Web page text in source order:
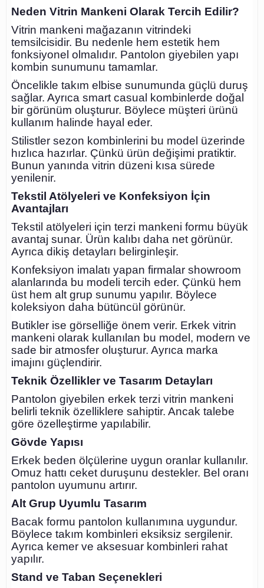
Neden Vitrin Mankeni Olarak Tercih Edilir?
Vitrin mankeni mağazanın vitrindeki
temsilcisidir. Bu nedenle hem estetik hem
fonksiyonel olmalıdır. Pantolon giyebilen yapı
kombin sunumunu tamamlar.
Öncelikle takım elbise sunumunda güçlü duruş
sağlar. Ayrıca smart casual kombinlerde doğal
bir görünüm oluşturur. Böylece müşteri ürünü
kullanım halinde hayal eder.
Stilistler sezon kombinlerini bu model üzerinde
hızlıca hazırlar. Çünkü ürün değişimi pratiktir.
Bunun yanında vitrin düzeni kısa sürede
yenilenir.
Tekstil Atölyeleri ve Konfeksiyon İçin
Avantajları
Tekstil atölyeleri için terzi mankeni formu büyük
avantaj sunar. Ürün kalıbı daha net görünür.
Ayrıca dikiş detayları belirginleşir.
Konfeksiyon imalatı yapan firmalar showroom
alanlarında bu modeli tercih eder. Çünkü hem
üst hem alt grup sunumu yapılır. Böylece
koleksiyon daha bütüncül görünür.
Butikler ise görselliğe önem verir. Erkek vitrin
mankeni olarak kullanılan bu model, modern ve
sade bir atmosfer oluşturur. Ayrıca marka
imajını güçlendirir.
Teknik Özellikler ve Tasarım Detayları
Pantolon giyebilen erkek terzi vitrin mankeni
belirli teknik özelliklere sahiptir. Ancak talebe
göre özelleştirme yapılabilir.
Gövde Yapısı
Erkek beden ölçülerine uygun oranlar kullanılır.
Omuz hattı ceket duruşunu destekler. Bel oranı
pantolon uyumunu artırır.
Alt Grup Uyumlu Tasarım
Bacak formu pantolon kullanımına uygundur.
Böylece takım kombinleri eksiksiz sergilenir.
Ayrıca kemer ve aksesuar kombinleri rahat
yapılır.
Stand ve Taban Seçenekleri